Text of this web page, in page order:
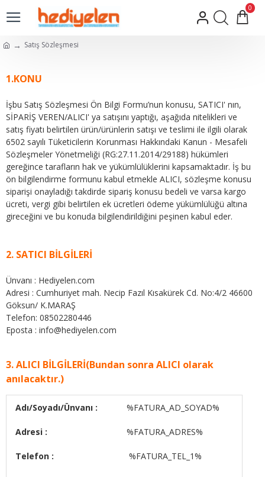
0
Satış Sözleşmesi
1.KONU
İşbu Satış Sözleşmesi Ön Bilgi Formu’nun konusu, SATICI' nın,
SİPARİŞ VEREN/ALICI' ya satışını yaptığı, aşağıda nitelikleri ve
satış fiyatı belirtilen ürün/ürünlerin satışı ve teslimi ile ilgili olarak
6502 sayılı Tüketicilerin Korunması Hakkındaki Kanun - Mesafeli
Sözleşmeler Yönetmeliği (RG:27.11.2014/29188) hükümleri
gereğince tarafların hak ve yükümlülüklerini kapsamaktadır. İş bu
ön bilgilendirme formunu kabul etmekle ALICI, sözleşme konusu
siparişi onayladığı takdirde sipariş konusu bedeli ve varsa kargo
ücreti, vergi gibi belirtilen ek ücretleri ödeme yükümlülüğü altına
gireceğini ve bu konuda bilgilendirildiğini peşinen kabul eder.
2. SATICI BİLGİLERİ
Ünvanı : Hediyelen.com
Adresi : Cumhuriyet mah. Necip Fazıl Kısakürek Cd. No:4/2 46600
Göksun/ K.MARAŞ
Telefon: 08502280446
Eposta : info@hediyelen.com
3. ALICI BİLGİLERİ(Bundan sonra ALICI olarak
anılacaktır.)
Adı/Soyadı/Ünvanı : %FATURA_AD_SOYAD%
Adresi : %FATURA_ADRES%
Telefon : %FATURA_TEL_1%